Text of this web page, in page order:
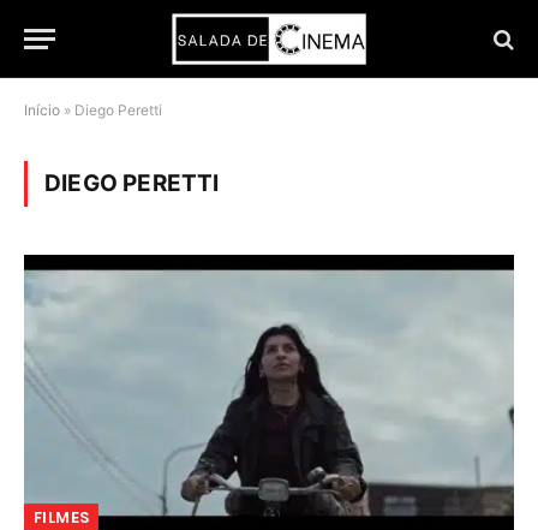
Início » Diego Peretti
DIEGO PERETTI
FILMES